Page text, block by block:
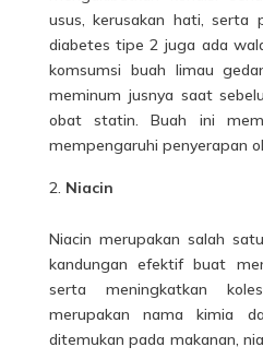
usus, kerusakan hati, serta
diabetes tipe 2 juga ada
komsumsi buah limau
meminum jusnya saat
obat statin. Buah ini
mempengaruhi penyerapan
Niacin
Niacin merupakan salah
kandungan efektif buat
serta meningkatkan
merupakan nama kimia
ditemukan pada makanan,